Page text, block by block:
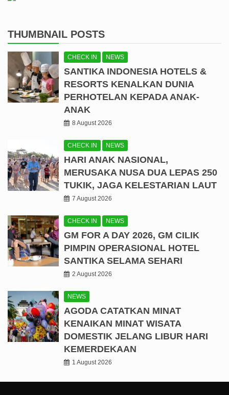
THUMBNAIL POSTS
CHECK IN NEWS
SANTIKA INDONESIA HOTELS &
RESORTS KENALKAN DUNIA
PERHOTELAN KEPADA ANAK-
ANAK
8 August 2026
CHECK IN NEWS
HARI ANAK NASIONAL,
MERUSAKA NUSA DUA LEPAS 250
TUKIK, JAGA KELESTARIAN LAUT
7 August 2026
CHECK IN NEWS
GM FOR A DAY 2026, GM CILIK
PIMPIN OPERASIONAL HOTEL
SANTIKA SELAMA SEHARI
2 August 2026
NEWS
AGODA CATATKAN MINAT
KENAIKAN MINAT WISATA
DOMESTIK JELANG LIBUR HARI
KEMERDEKAAN
1 August 2026